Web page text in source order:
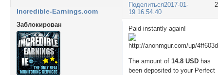
Поделиться2017-01-
19 16:54:40
Incredible-Earnings.com
Заблокирован
Paid instantly again!
The amount of 14.8 USD has
been deposited to your Perfect